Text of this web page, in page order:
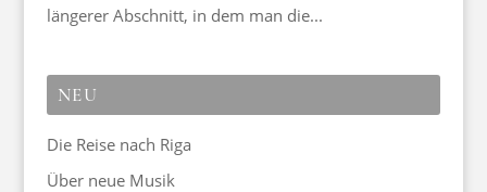
längerer Abschnitt, in dem man die...
NEU
Die Reise nach Riga
Über neue Musik